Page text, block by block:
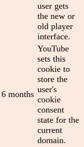
user gets
the new or
old player
interface.
6 months
YouTube
sets this
cookie to
store the
user's
cookie
consent
state for the
current
domain.